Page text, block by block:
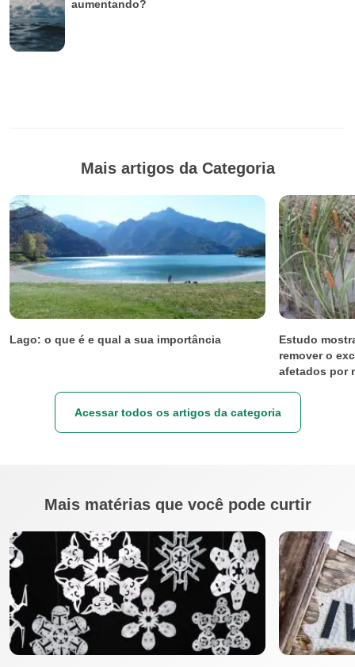
aumentando?
Mais artigos da Categoria
Lago: o que é e qual a sua importância
Estudo
remover o
afetados por
Acessar todos os artigos da categoria
Mais matérias que você pode curtir